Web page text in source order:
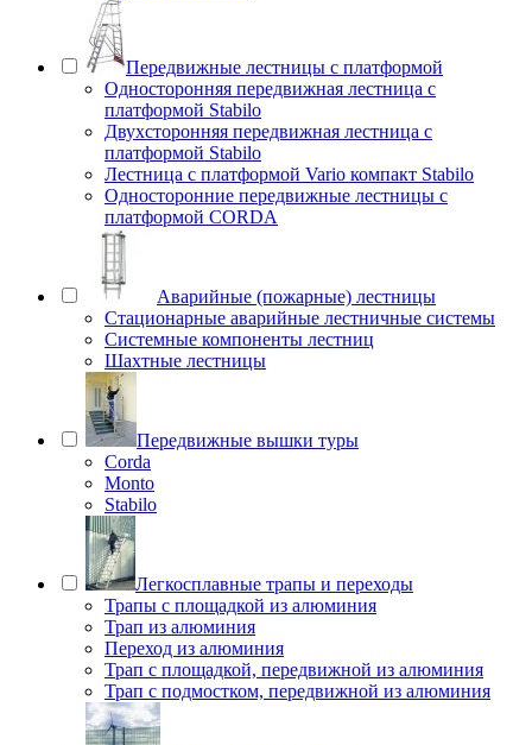
Передвижные лестницы с платформой
Односторонняя передвижная лестница с
платформой Stabilo
Двухсторонняя передвижная лестница с
платформой Stabilo
Лестница с платформой Vario компакт Stabilo
Односторонние передвижные лестницы с
платформой CORDA
Аварийные (пожарные) лестницы
Стационарные аварийные лестничные системы
Системные компоненты лестниц
Шахтные лестницы
Передвижные вышки туры
Corda
Monto
Stabilo
Легкосплавные трапы и переходы
Трапы с площадкой из алюминия
Трап из алюминия
Переход из алюминия
Трап с площадкой, передвижной из алюминия
Трап с подмостком, передвижной из алюминия